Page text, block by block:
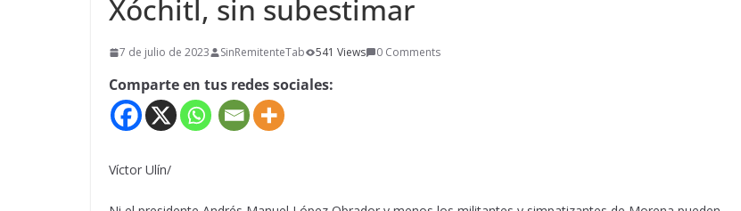
Xóchitl, sin subestimar
7 de julio de 2023 SinRemitenteTab 541 Views 0 Comments
Comparte en tus redes sociales:
Víctor Ulín/